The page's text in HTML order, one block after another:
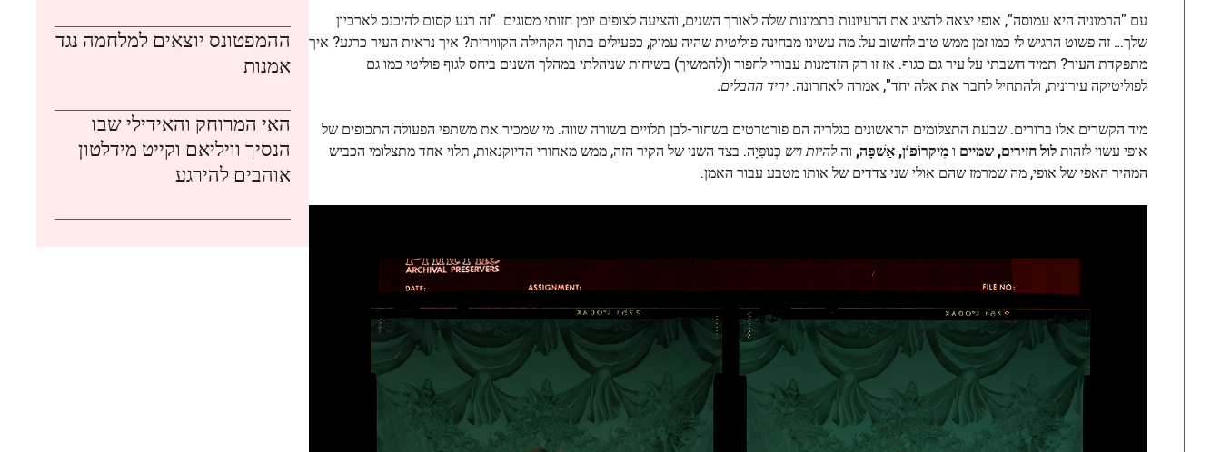
עם "הרמוניה היא עמוסה", אופי יצאה להציג את הרעיונות בתמונות שלה לאורך השנים, והציעה לצופים יומן חזותי מסוגים. "זה רגע קסום להיכנס לארכיון
שלך… זה פשוט הרגיש לי כמו זמן ממש טוב לחשוב על: מה עשינו מבחינה פוליטית שהיה עמוק, כפעילים בתוך הקהילה הקווירית? איך נראית העיר כרגע? איך
מתפקדת העיר? תמיד חשבתי על עיר גם כגוף. אז זו רק הזדמנות עבורי לחפור ו(להמשיך) בשיחות שניהלתי במהלך השנים ביחס לגוף פוליטי כמו גם
לפוליטיקה עירונית, ולהתחיל לחבר את אלה יחד", אמרה לאחרונה. יריד ההבלים.
מיד הקשרים אלו ברורים. שבעת התצלומים הראשונים בגלריה הם פורטרטים בשחור-לבן תלויים בשורה שווה. מי שמכיר את משתפי הפעולה התכופים של
אופי עשוי לזהותלול חזירים, שמיים ומִיקרוֹפוֹן, אַשׁפָּה, והלהיות ויש כְּנוּפִיָה. בצד השני של הקיר הזה, ממש מאחורי הדיוקנאות, תלוי אחד מתצלומי הכביש
המהיר האפי של אופי, מה שמרמז שהם אולי שני צדדים של אותו מטבע עבור האמן.
ההמפטונס יוצאים למלחמה נגד
אמנות
האי המרוחק והאידילי שבו
הנסיך וויליאם וקייט מידלטון
אוהבים להירגע